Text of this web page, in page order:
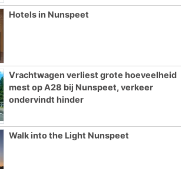
Hotels in Nunspeet
Vrachtwagen verliest grote hoeveelheid
mest op A28 bij Nunspeet, verkeer
ondervindt hinder
Walk into the Light Nunspeet